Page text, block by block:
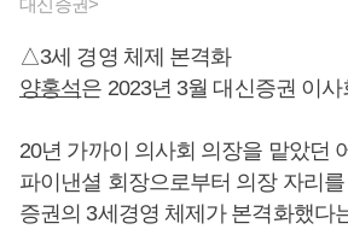
△3세 경영 체제 본격화
양홍석은 2023년 3월 대신증권 이
20년 가까이 의사회 의장을 맡았던
파이낸셜 회장으로부터 의장 자리
증권의 3세경영 체제가 본격화했다